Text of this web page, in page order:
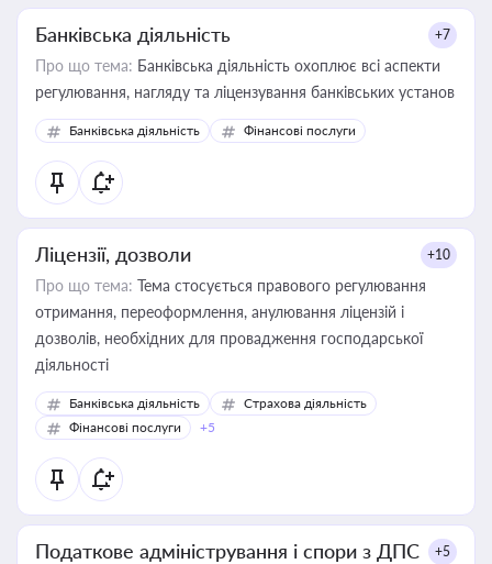
Банківська діяльність +7
Про що тема: Банківська діяльність охоплює всі аспекти
регулювання, нагляду та ліцензування банківських установ
Банківська діяльність Фінансові послуги
Ліцензії, дозволи +10
Про що тема: Тема стосується правового регулювання
отримання, переоформлення, анулювання ліцензій і
дозволів, необхідних для провадження господарської
діяльності
Банківська діяльність
Страхова діяльність
Фінансові послуги
+5
Податкове адміністрування і спори з ДПС +5